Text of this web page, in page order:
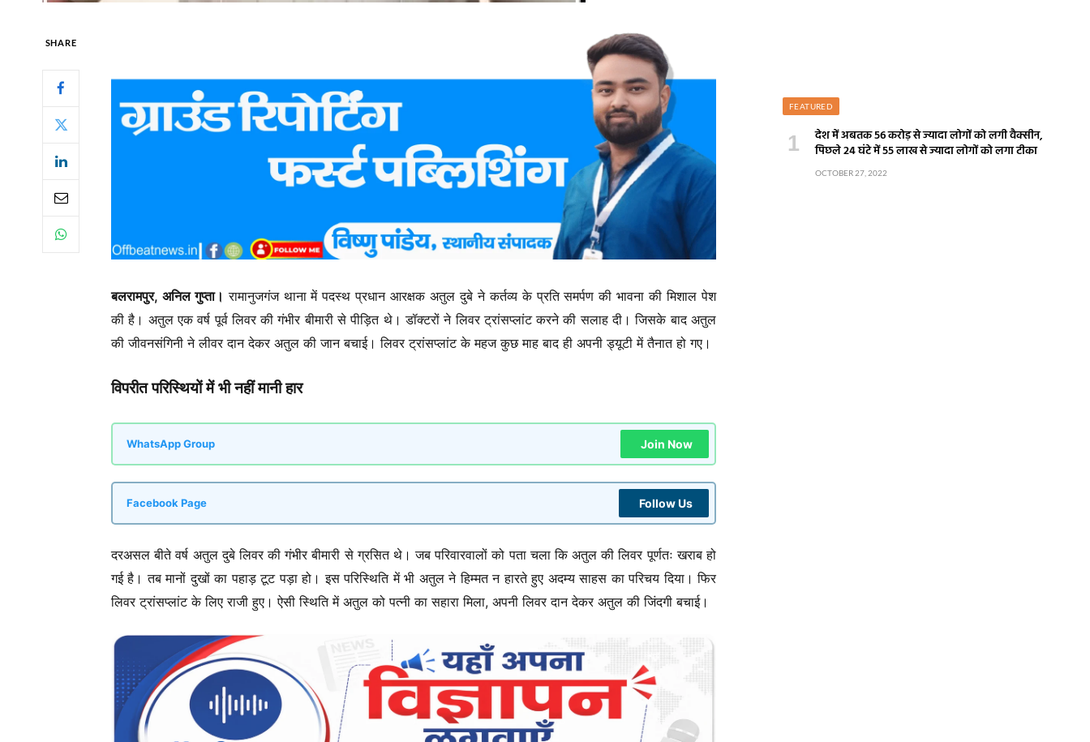
SHARE
बलरामपुर, अनिल गुप्ता। रामानुजगंज थाना में पदस्थ प्रधान आरक्षक अतुल दुबे ने कर्तव्य के प्रति समर्पण की भावना की मिशाल पेश
की है। अतुल एक वर्ष पूर्व लिवर की गंभीर बीमारी से पीड़ित थे। डॉक्टरों ने लिवर ट्रांसप्लांट करने की सलाह दी। जिसके बाद अतुल
की जीवनसंगिनी ने लीवर दान देकर अतुल की जान बचाई। लिवर ट्रांसप्लांट के महज कुछ माह बाद ही अपनी ड्यूटी में तैनात हो गए।
विपरीत परिस्थियों में भी नहीं मानी हार
WhatsApp Group Join Now
Facebook Page Follow Us
दरअसल बीते वर्ष अतुल दुबे लिवर की गंभीर बीमारी से ग्रसित थे। जब परिवारवालों को पता चला कि अतुल की लिवर पूर्णतः खराब हो
गई है। तब मानों दुखों का पहाड़ टूट पड़ा हो। इस परिस्थिति में भी अतुल ने हिम्मत न हारते हुए अदम्य साहस का परिचय दिया। फिर
लिवर ट्रांसप्लांट के लिए राजी हुए। ऐसी स्थिति में अतुल को पत्नी का सहारा मिला, अपनी लिवर दान देकर अतुल की जिंदगी बचाई।
FEATURED
देश में अबतक 56 करोड़ से ज्यादा लोगों को लगी वैक्सीन,
पिछले 24 घंटे में 55 लाख से ज्यादा लोगों को लगा टीका
OCTOBER 27, 2022